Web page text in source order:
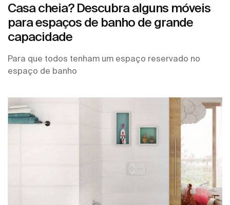
Casa cheia? Descubra alguns móveis
para espaços de banho de grande
capacidade
Para que todos tenham um espaço reservado no
espaço de banho